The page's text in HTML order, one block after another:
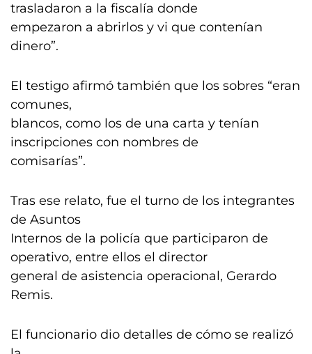
trasladaron a la fiscalía donde
empezaron a abrirlos y vi que contenían
dinero”.
El testigo afirmó también que los sobres “eran
comunes,
blancos, como los de una carta y tenían
inscripciones con nombres de
comisarías”.
Tras ese relato, fue el turno de los integrantes
de Asuntos
Internos de la policía que participaron de
operativo, entre ellos el director
general de asistencia operacional, Gerardo
Remis.
El funcionario dio detalles de cómo se realizó